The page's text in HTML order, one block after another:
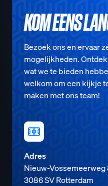
KOM EENS
Bezoek ons en ervaar
mogelijkheden.
wat we te bieden
welkom om een kijkje
maken met ons team!
Adres
Nieuw-Vossemeerweg
3086 SV Rotterdam